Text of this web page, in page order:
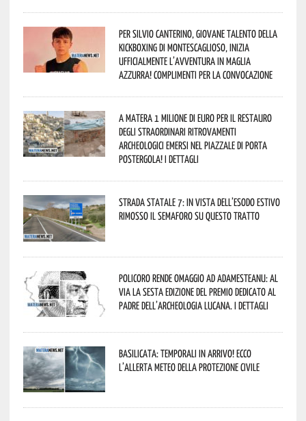
Per Silvio Canterino, giovane talento della
kickboxing di Montescaglioso, inizia
ufficialmente l’avventura in maglia
azzurra! Complimenti per la convocazione
A Matera 1 milione di euro per il restauro
degli straordinari ritrovamenti
archeologici emersi nel piazzale di Porta
Postergola! I dettagli
Strada statale 7: in vista dell’esodo estivo
rimosso il semaforo su questo tratto
Policoro rende omaggio ad Adamesteanu: al
via la sesta edizione del Premio dedicato al
padre dell’archeologia lucana. I dettagli
Basilicata: temporali in arrivo! Ecco
l’allerta meteo della Protezione civile